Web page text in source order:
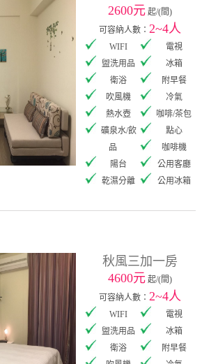
2600元 起/(間)
可容納人數： 2~4人
WIFI
電視
盥洗用品
冰箱
衛浴
附早餐
吹風機
冷氣
熱水壺
咖啡/茶包
礦泉水/飲
品
點心
咖啡機
陽台
公用客廳
乾濕分離
公用冰箱
秋風三加一房
4600元 起/(間)
可容納人數： 2~4人
WIFI
電視
盥洗用品
冰箱
衛浴
附早餐